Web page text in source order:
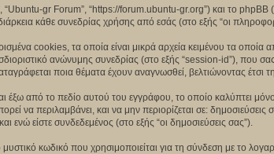
“Ubuntu-gr Forum”, “https://forum.ubuntu-gr.org”) και το phpBB
κάθε συνεδρίας χρήσης από εσάς (στο εξής “οι
cookies, τα οποία είναι μικρά αρχεία κειμένου τα οποία
ανώνυμης συνεδρίας (στο εξής “session-id”), που
ποια θέματα έχουν αναγνωσθεί, βελτιώνοντας έτσι
από το πεδίο αυτού του εγγράφου, το οποίο καλύπτει
να περιλαμβάνει, και να μην περιορίζεται σε:
είστε συνδεδεμένος (στο εξής “οι δημοσιεύσεις σας”).
κωδικό που χρησιμοποιείται για τη σύνδεση με το